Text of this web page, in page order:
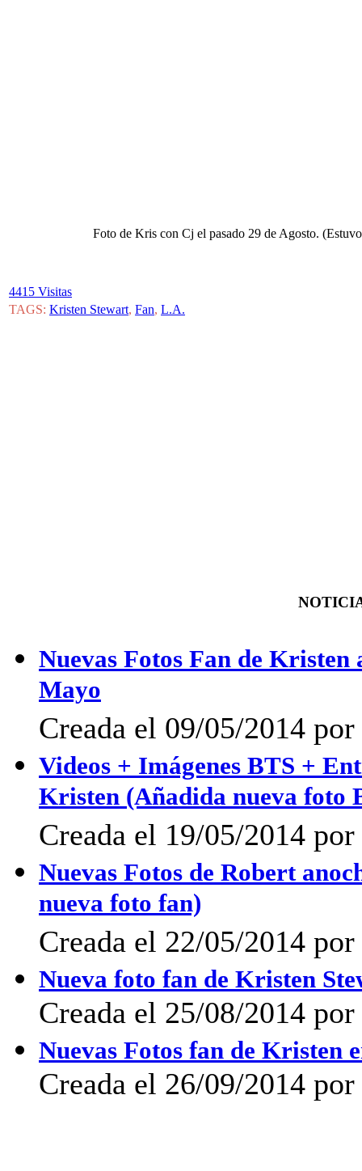
Foto de Kris con Cj el pasado 29 de Agosto.
4415 Visitas
TAGS: Kristen Stewart, Fan, L.A.
Nuevas Fotos Fan de Kristen
Mayo
Creada el 09/05/2014
Videos + Imágenes BTS +
Kristen (Añadida nueva foto
Creada el 19/05/2014
Nuevas Fotos de Robert
nueva foto fan)
Creada el 22/05/2014
Nueva foto fan de Kristen
Creada el 25/08/2014
Nuevas Fotos fan de Kristen
Creada el 26/09/2014